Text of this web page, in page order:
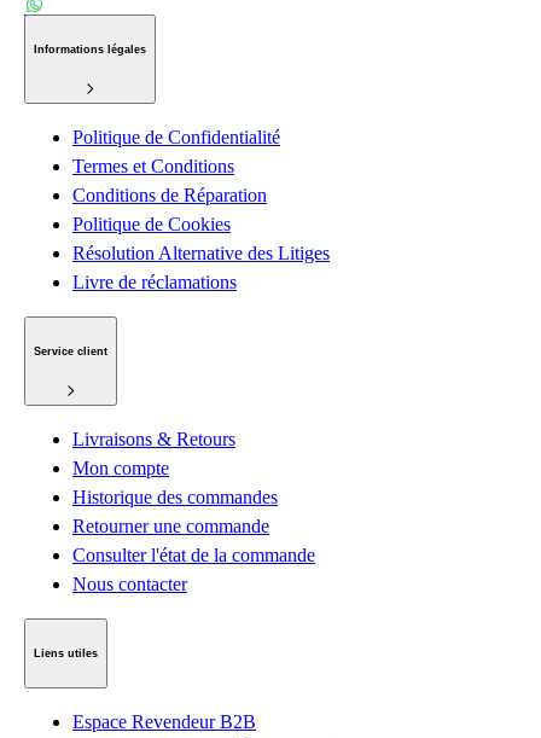
Informations légales
Politique de Confidentialité
Termes et Conditions
Conditions de Réparation
Politique de Cookies
Résolution Alternative des Litiges
Livre de réclamations
Service client
Livraisons & Retours
Mon compte
Historique des commandes
Retourner une commande
Consulter l'état de la commande
Nous contacter
Liens utiles
Espace Revendeur B2B